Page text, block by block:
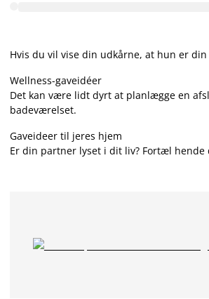
Hvis du vil vise din udkårne, at hun er
Wellness-gaveidéer
Det kan være lidt dyrt at planlægge en
badeværelset.
Gaveideer til jeres hjem
Er din partner lyset i dit liv? Fortæl hende